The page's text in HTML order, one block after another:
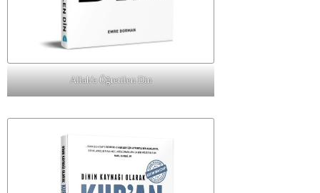
Allah'a Öğretilen Din